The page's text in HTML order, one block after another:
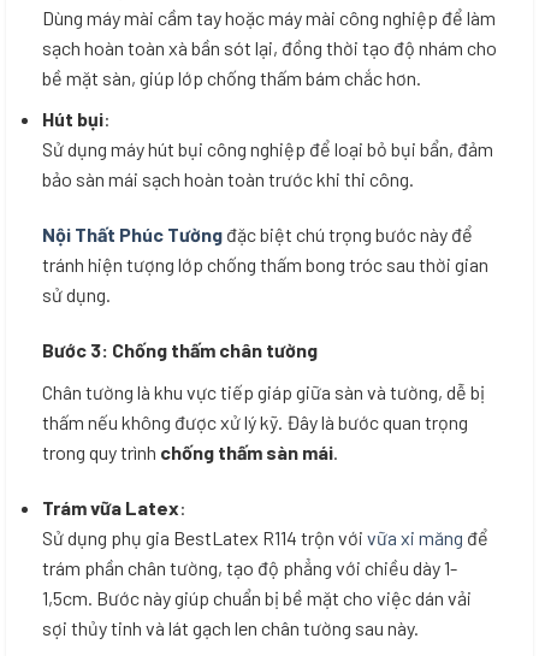
Dùng máy mài cầm tay hoặc máy mài công nghiệp để làm
sạch hoàn toàn xà bần sót lại, đồng thời tạo độ nhám cho
bề mặt sàn, giúp lớp chống thấm bám chắc hơn.
Hút bụi:
Sử dụng máy hút bụi công nghiệp để loại bỏ bụi bẩn, đảm
bảo sàn mái sạch hoàn toàn trước khi thi công.
Nội Thất Phúc Tường đặc biệt chú trọng bước này để
tránh hiện tượng lớp chống thấm bong tróc sau thời gian
sử dụng.
Bước 3: Chống thấm chân tường
Chân tường là khu vực tiếp giáp giữa sàn và tường, dễ bị
thấm nếu không được xử lý kỹ. Đây là bước quan trọng
trong quy trình chống thấm sàn mái.
Trám vữa Latex:
Sử dụng phụ gia BestLatex R114 trộn với vữa xi măng để
trám phần chân tường, tạo độ phẳng với chiều dày 1-
1,5cm. Bước này giúp chuẩn bị bề mặt cho việc dán vải
sợi thủy tinh và lát gạch len chân tường sau này.